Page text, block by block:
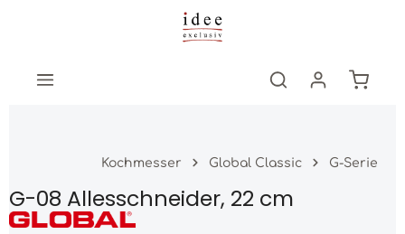
Zum Hauptinhalt springen
Kochmesser Global Classic G-Serie
G-08 Allesschneider, 22 cm